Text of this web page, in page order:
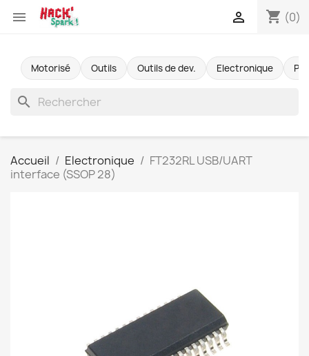
 shopping_cart (0)

Motorisé Outils Outils de dev. Electronique
search
Accueil Electronique
FT232RL USB/UART
interface (SSOP 28)